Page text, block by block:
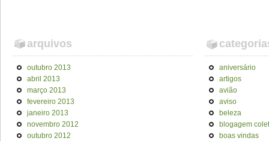
arquivos
outubro 2013
abril 2013
março 2013
fevereiro 2013
janeiro 2013
novembro 2012
outubro 2012
aniversário
artigos
avião
aviso
beleza
blogagem
boas vindas